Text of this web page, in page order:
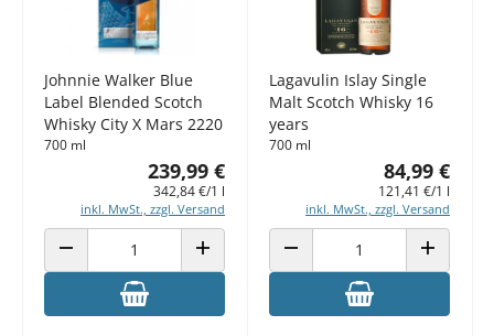
Johnnie Walker Blue
Label Blended Scotch
Whisky City X Mars 2220
700 ml
239,99 €
342,84 €/1 l
inkl. MwSt., zzgl. Versand
ANZAHL VERRINGERN ANZAHL ERHÖHEN
Lagavulin Islay Single
Malt Scotch Whisky 16
years
700 ml
84,99 €
121,41 €/1 l
inkl. MwSt., zzgl. Versand
ANZAHL VERRINGERN ANZAHL